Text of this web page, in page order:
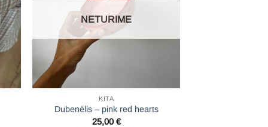
NETURIME
KITA
Dubenėlis – pink red hearts
25,00 €